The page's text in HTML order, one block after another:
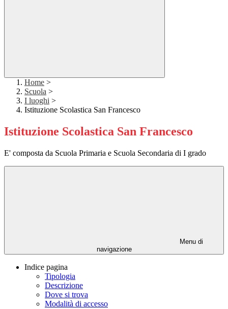
Home >
Scuola >
I luoghi >
Istituzione Scolastica San Francesco
Istituzione Scolastica San Francesco
E' composta da Scuola Primaria e Scuola Secondaria di I grado
Menu di
navigazione
Indice pagina
Tipologia
Descrizione
Dove si trova
Modalità di accesso